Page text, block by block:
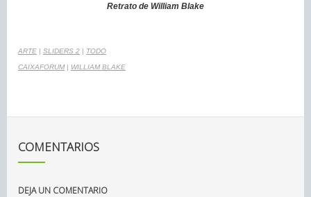
Retrato de William Blake
ARTE | SLIDERS 2 | TODO
CAIXAFORUM | WILLIAM BLAKE
COMENTARIOS
DEJA UN COMENTARIO